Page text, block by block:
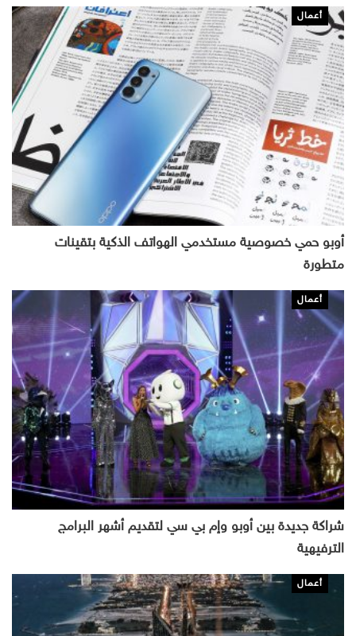
أعمال
أوبو حمي خصوصية مستخدمي الهواتف الذكية بتقينات
متطورة
أعمال
شراكة جديدة بين أوبو وإم بي سي لتقديم أشهر البرامج
الترفيهية
أعمال